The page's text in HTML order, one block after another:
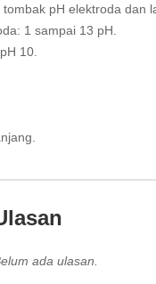
pH elektroda dan
1 sampai 13 pH.
10.
ada ulasan.